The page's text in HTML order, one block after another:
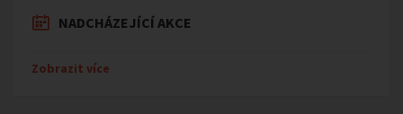
NADCHÁZEJÍCÍ AKCE
Zobrazit více